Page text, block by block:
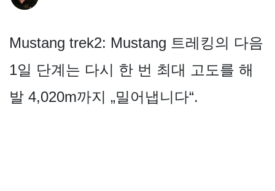
Mustang trek2: Mustang 트레킹의 다음
1일 단계는 다시 한 번 최대 고도를 해
발 4,020m까지 „밀어냅니다“.